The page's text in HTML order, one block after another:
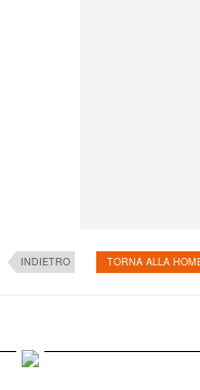
INDIETRO TORNA ALLA